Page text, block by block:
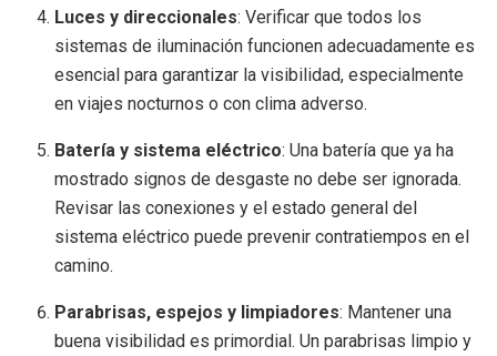
Luces y direccionales: Verificar que todos los
sistemas de iluminación funcionen adecuadamente es
esencial para garantizar la visibilidad, especialmente
en viajes nocturnos o con clima adverso.
Batería y sistema eléctrico: Una batería que ya ha
mostrado signos de desgaste no debe ser ignorada.
Revisar las conexiones y el estado general del
sistema eléctrico puede prevenir contratiempos en el
camino.
Parabrisas, espejos y limpiadores: Mantener una
buena visibilidad es primordial. Un parabrisas limpio y